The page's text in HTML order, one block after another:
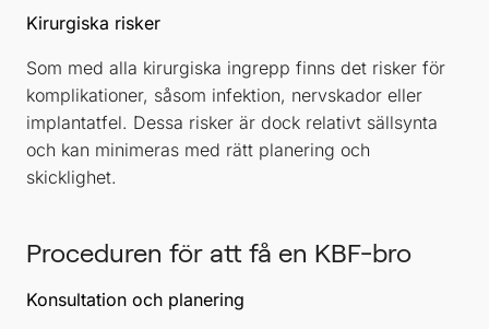
Kirurgiska risker
Som med alla kirurgiska ingrepp finns det risker för
komplikationer, såsom infektion, nervskador eller
implantatfel. Dessa risker är dock relativt sällsynta
och kan minimeras med rätt planering och
skicklighet.
Proceduren för att få en KBF-bro
Konsultation och planering